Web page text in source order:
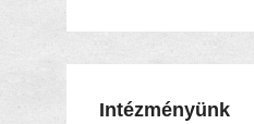
Intézményünk